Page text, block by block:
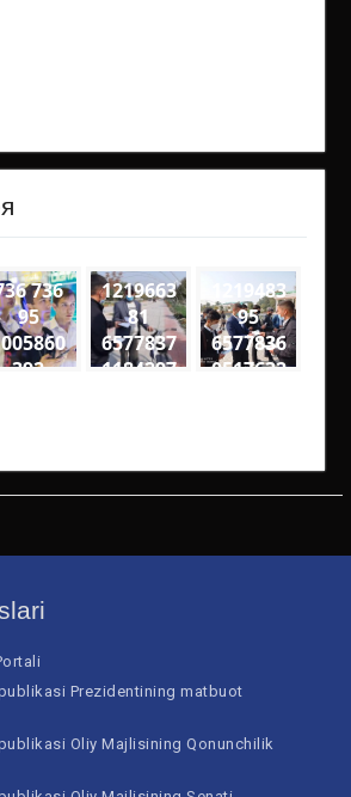
736
95
392
1219663
81
6577837
1184297
64734 n
1219483
95
6577836
0517632
5906 n
Prezidentining matbuot
Oliy Majlisining Qonunchilik